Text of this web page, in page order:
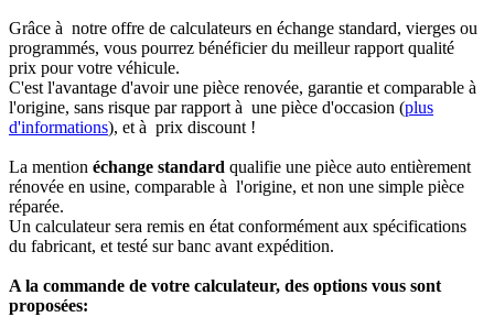
Grâce à notre offre de calculateurs en échange standard, vierges ou
programmés, vous pourrez bénéficier du meilleur rapport qualité
prix pour votre véhicule.
C'est l'avantage d'avoir une pièce renovée, garantie et comparable à
l'origine, sans risque par rapport à une pièce d'occasion (plus
d'informations), et à prix discount !
La mention échange standard qualifie une pièce auto entièrement
rénovée en usine, comparable à l'origine, et non une simple pièce
réparée.
Un calculateur sera remis en état conformément aux spécifications
du fabricant, et testé sur banc avant expédition.
A la commande de votre calculateur, des options vous sont
proposées: